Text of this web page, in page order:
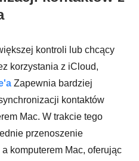
kontroli lub chcący
korzystania z iCloud,
Zapewnia bardziej
kontaktów
Mac. W trakcie tego
przenoszenie
komputerem Mac, oferując